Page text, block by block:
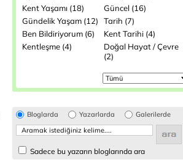
Kent Yaşamı (18)
Güncel (16)
Gündelik Yaşam (12)
Tarih (7)
Ben Bildiriyorum (6)
Kent Tarihi (4)
Kentleşme (4)
Doğal Hayat / Çevre
(2)
Bloglarda Yazarlarda Galerilerde
Sadece bu yazarın bloglarında ara